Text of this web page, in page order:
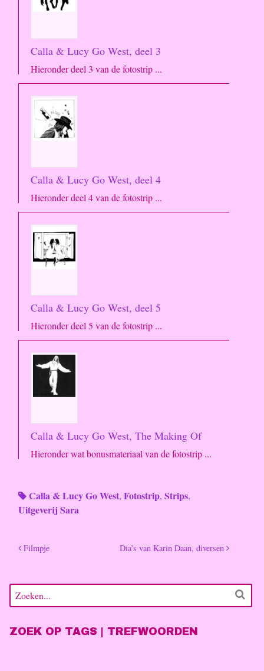
Calla & Lucy Go West, deel 3
Hieronder deel 3 van de fotostrip ...
Calla & Lucy Go West, deel 4
Hieronder deel 4 van de fotostrip ...
Calla & Lucy Go West, deel 5
Hieronder deel 5 van de fotostrip ...
Calla & Lucy Go West, The Making Of
Hieronder wat bonusmateriaal van de fotostrip ...
Calla & Lucy Go West, Fotostrip, Strips,
Uitgeverij Sara
Filmpje Dia’s van Karin Daan, diversen
ZOEK OP TAGS | TREFWOORDEN